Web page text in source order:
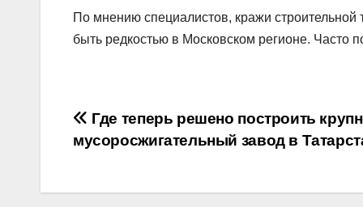
По мнению специалистов, кражи
быть редкостью в Московском регионе. Часто
Навигация
по
записям
Где теперь решено построить
мусоросжигательный завод в